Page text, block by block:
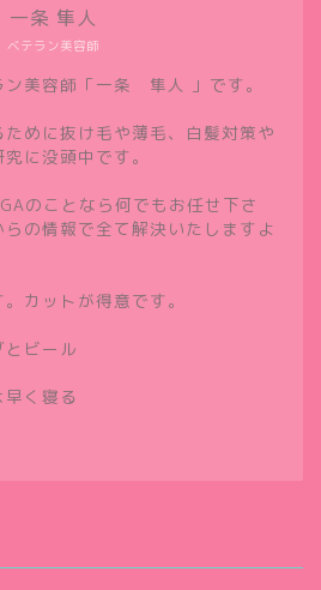
ベテラン美容師
一条 隼人
ン美容師「一条 隼人 」です。
めに抜け毛や薄毛、白髪対策や
に没頭中です。
のことなら何でもお任せ下さ
の情報で全て解決いたしますよ
カットが得意です。
ビール
く寝る